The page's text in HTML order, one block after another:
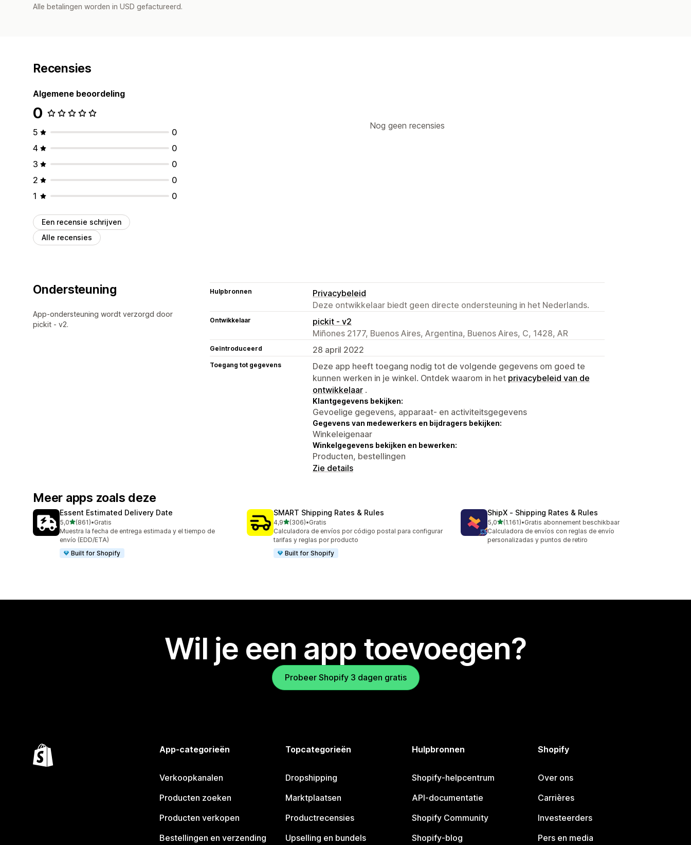
Alle betalingen worden in USD gefactureerd.
Recensies
Algemene beoordeling
0
5
0
4
0
3
0
2
0
1
0
Een recensie schrijven
Alle recensies
Nog geen recensies
Ondersteuning
App-ondersteuning wordt verzorgd door
pickit - v2.
Hulpbronnen
Privacybeleid
Deze ontwikkelaar biedt geen directe ondersteuning in het Nederlands.
Ontwikkelaar
pickit - v2
Miñones 2177, Buenos Aires, Argentina, Buenos Aires, C, 1428, AR
Geïntroduceerd 28 april 2022
Toegang tot gegevens
Deze app heeft toegang nodig tot de volgende gegevens om goed te
kunnen werken in je winkel. Ontdek waarom in het privacybeleid van de
ontwikkelaar .
Klantgegevens bekijken:
Gevoelige gegevens, apparaat- en activiteitsgegevens
Gegevens van medewerkers en bijdragers bekijken:
Winkeleigenaar
Winkelgegevens bekijken en bewerken:
Producten, bestellingen
Zie details
Meer apps zoals deze
Essent Estimated Delivery Date
5,0van 5 sterren
(861)
861 recensies in totaal
•Gratis
Muestra la fecha de entrega estimada y el tiempo de
envío (EDD/ETA)
Built for Shopify
SMART Shipping Rates & Rules
4,9van 5 sterren
(306)
306 recensies in totaal
•Gratis
Calculadora de envíos por código postal para configurar
tarifas y reglas por producto
Built for Shopify
ShipX ‑ Shipping Rates & Rules
5,0van 5 sterren
(1.161)
1161 recensies in totaal
•Gratis abonnement beschikbaar
Calculadora de envíos con reglas de envío
personalizadas y puntos de retiro
Wil je een app toevoegen?
Probeer Shopify 3 dagen gratis
App-categorieën
Verkoopkanalen
Producten zoeken
Producten verkopen
Bestellingen en verzending
Topcategorieën
Dropshipping
Marktplaatsen
Productrecensies
Upselling en bundels
Hulpbronnen
Shopify-helpcentrum
API-documentatie
Shopify Community
Shopify-blog
Shopify
Over ons
Carrières
Investeerders
Pers en media